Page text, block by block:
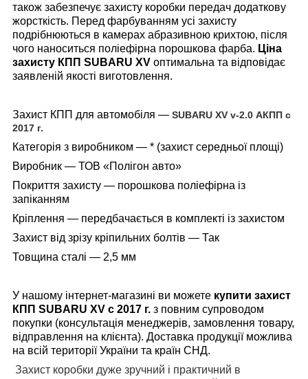
також забезпечує захисту коробки передач додаткову
жорсткість. Перед фарбуванням усі захисту
подрібнюються в камерах абразивною крихтою, після
чого наноситься поліефірна порошкова фарба. Ціна
захисту КПП SUBARU XV оптимальна та відповідає
заявленій якості виготовлення.
Захист КПП для автомобіля — SUBARU XV v-2.0 АКПП c
2017 г.
Категорія з виробником — * (захист середньої площі)
Виробник — ТОВ «Полігон авто»
Покриття захисту — порошкова поліефірна із
запіканням
Кріплення — передбачається в комплекті із захистом
Захист від зрізу кріпильних болтів — Так
Товщина сталі — 2,5 мм
У нашому інтернет-магазині ви можете купити захист
КПП SUBARU XV с 2017 г. з повним супроводом
покупки (консультація менеджерів, замовлення товару,
відправлення на клієнта). Доставка продукції можлива
на всій території України та країн СНД.
Захист коробки дуже зручний і практичний в